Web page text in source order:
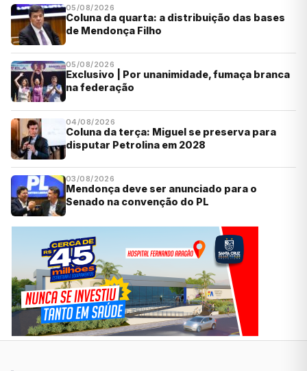
05/08/2026
Coluna da quarta: a distribuição das bases
de Mendonça Filho
05/08/2026
Exclusivo | Por unanimidade, fumaça branca
na federação
04/08/2026
Coluna da terça: Miguel se preserva para
disputar Petrolina em 2028
03/08/2026
Mendonça deve ser anunciado para o
Senado na convenção do PL